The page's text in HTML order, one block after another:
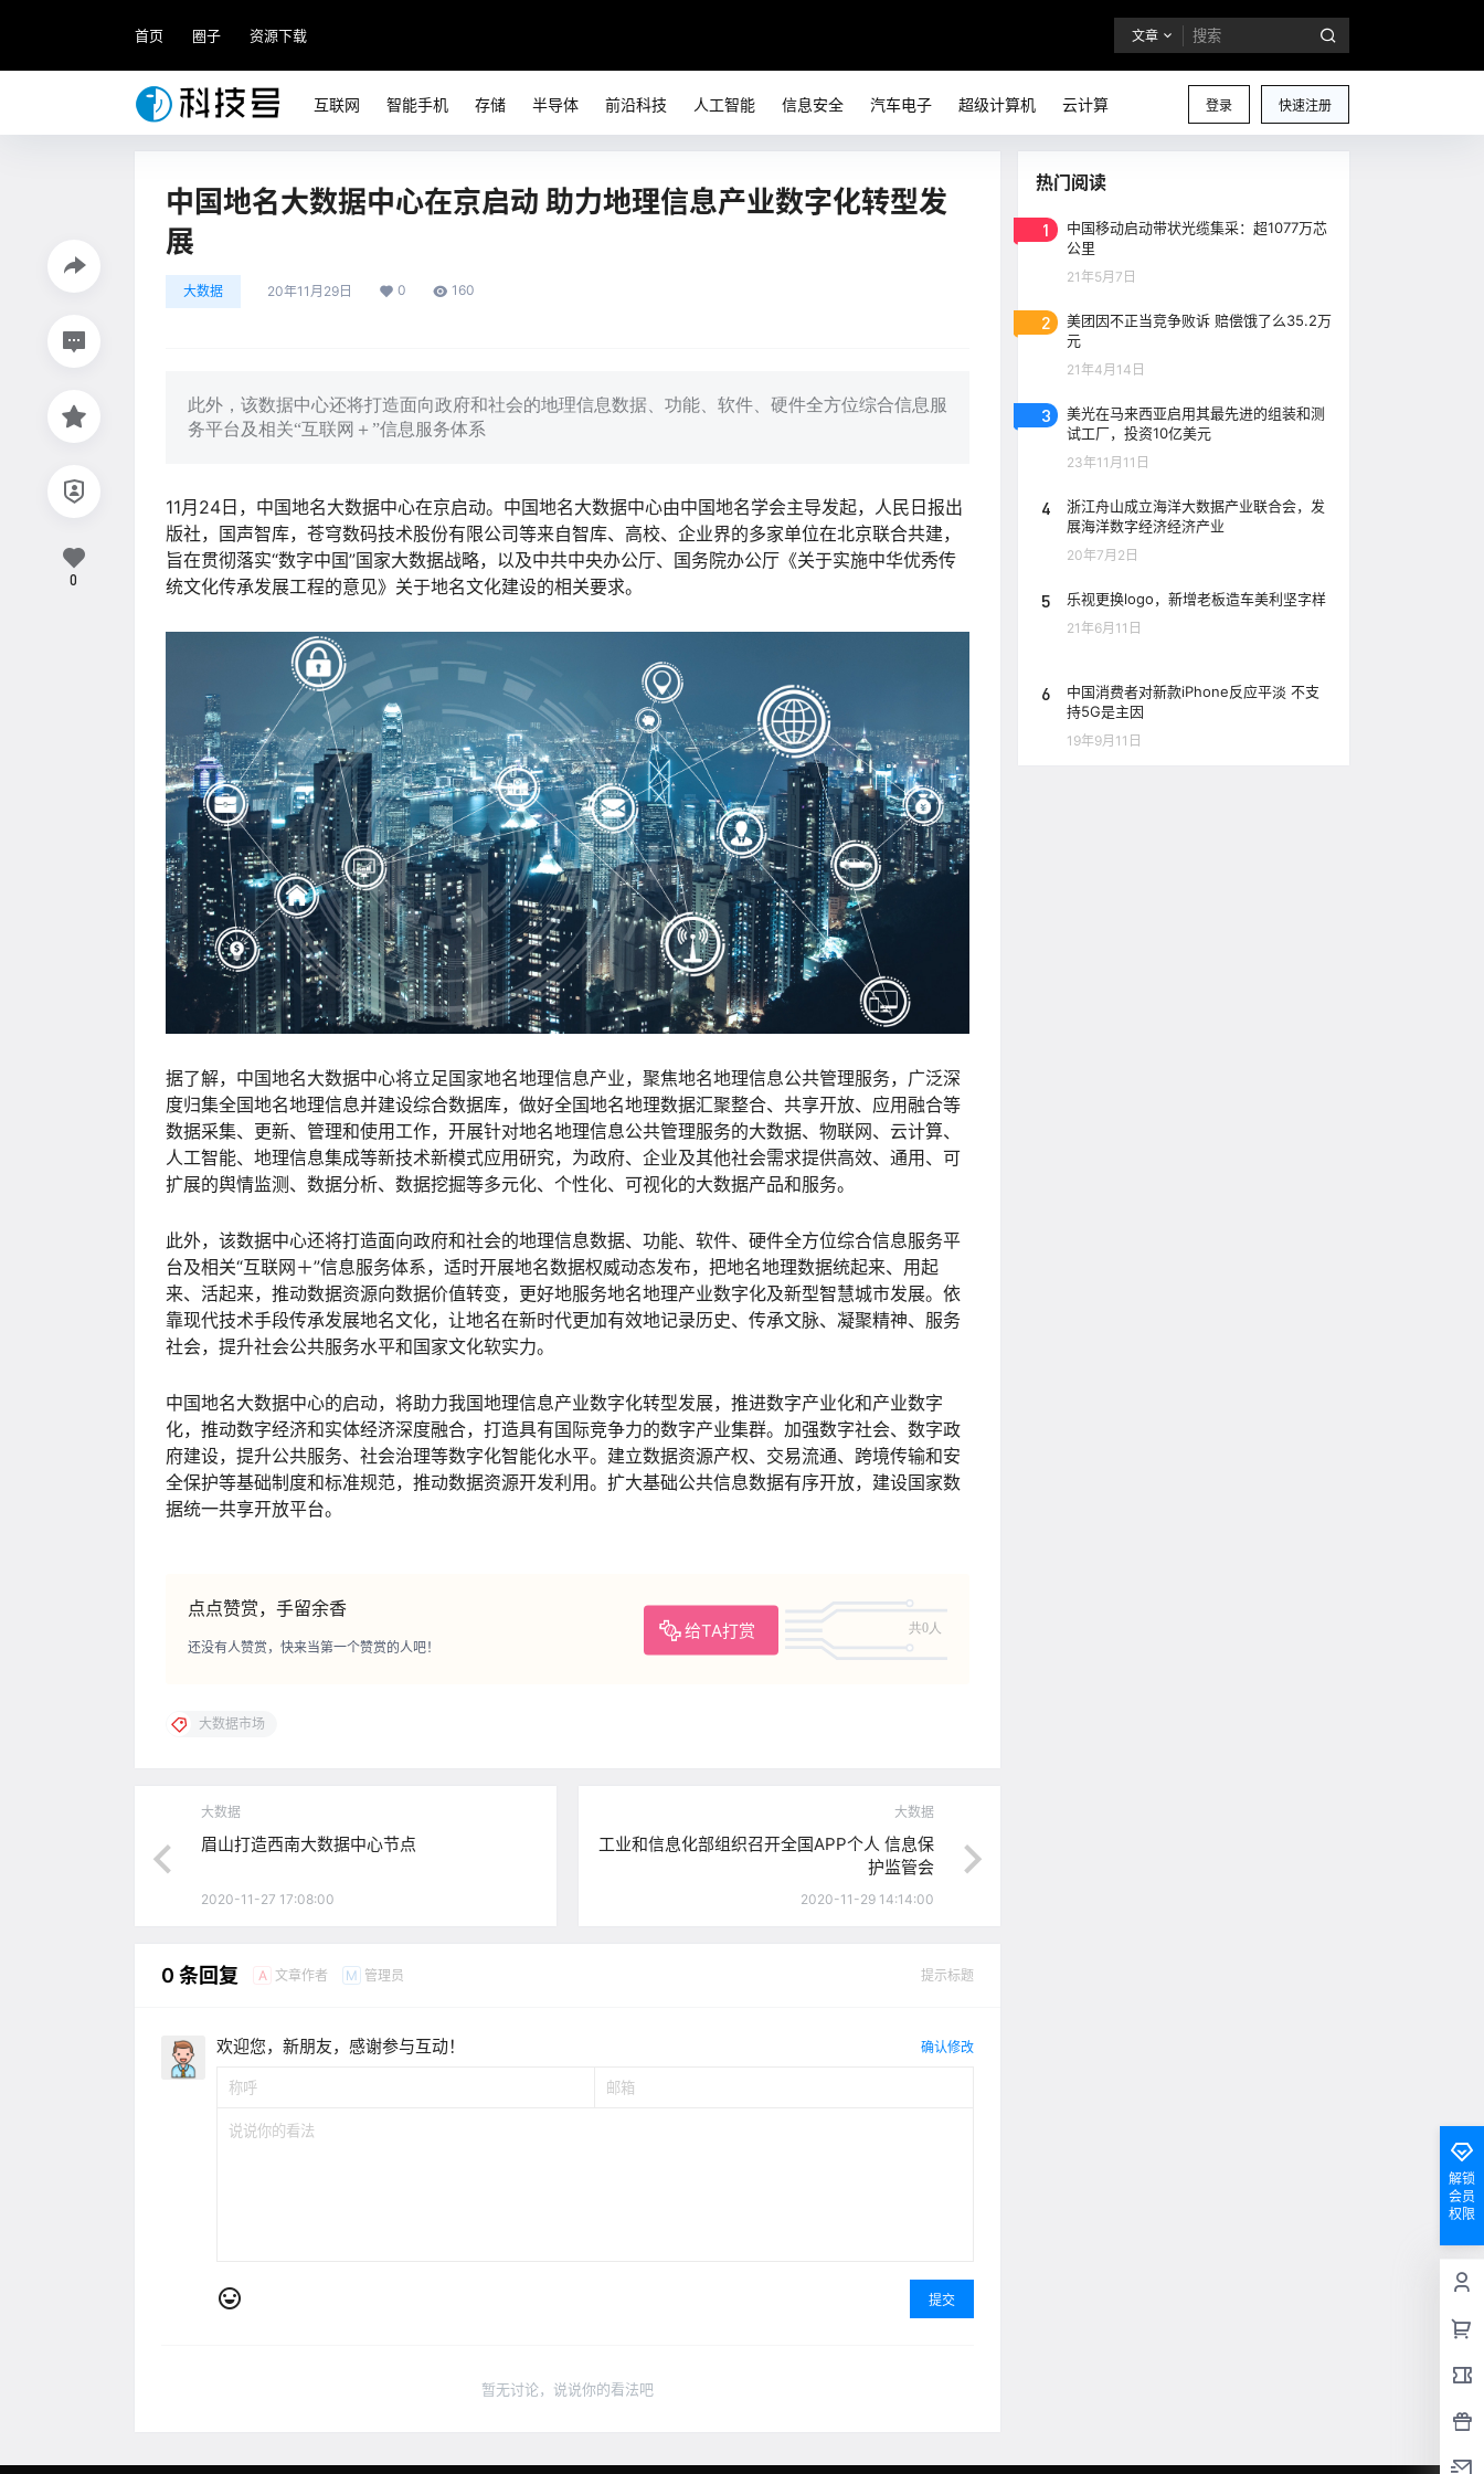
首页 圈子 资源下载 文章
登录 快速注册
互联网 智能手机 存储 半导体 前沿科技 人工智能 信息安全 汽车电子 超级计算机 云计算
中国地名大数据中心在京启动 助力地理信息产业数字化转型发
展
大数据 20年11月29日 0 160
此外，该数据中心还将打造面向政府和社会的地理信息数据、功能、软件、硬件全方位综合信息服
务平台及相关“互联网＋”信息服务体系
11月24日，中国地名大数据中心在京启动。中国地名大数据中心由中国地名学会主导发起，人民日报出
版社，国声智库，苍穹数码技术股份有限公司等来自智库、高校、企业界的多家单位在北京联合共建，
旨在贯彻落实“数字中国”国家大数据战略，以及中共中央办公厅、国务院办公厅《关于实施中华优秀传
统文化传承发展工程的意见》关于地名文化建设的相关要求。
据了解，中国地名大数据中心将立足国家地名地理信息产业，聚焦地名地理信息公共管理服务，广泛深
度归集全国地名地理信息并建设综合数据库，做好全国地名地理数据汇聚整合、共享开放、应用融合等
数据采集、更新、管理和使用工作，开展针对地名地理信息公共管理服务的大数据、物联网、云计算、
人工智能、地理信息集成等新技术新模式应用研究，为政府、企业及其他社会需求提供高效、通用、可
扩展的舆情监测、数据分析、数据挖掘等多元化、个性化、可视化的大数据产品和服务。
此外，该数据中心还将打造面向政府和社会的地理信息数据、功能、软件、硬件全方位综合信息服务平
台及相关“互联网＋”信息服务体系，适时开展地名数据权威动态发布，把地名地理数据统起来、用起
来、活起来，推动数据资源向数据价值转变，更好地服务地名地理产业数字化及新型智慧城市发展。依
靠现代技术手段传承发展地名文化，让地名在新时代更加有效地记录历史、传承文脉、凝聚精神、服务
社会，提升社会公共服务水平和国家文化软实力。
中国地名大数据中心的启动，将助力我国地理信息产业数字化转型发展，推进数字产业化和产业数字
化，推动数字经济和实体经济深度融合，打造具有国际竞争力的数字产业集群。加强数字社会、数字政
府建设，提升公共服务、社会治理等数字化智能化水平。建立数据资源产权、交易流通、跨境传输和安
全保护等基础制度和标准规范，推动数据资源开发利用。扩大基础公共信息数据有序开放，建设国家数
据统一共享开放平台。
点点赞赏，手留余香
给TA打赏 共0人
还没有人赞赏，快来当第一个赞赏的人吧！
0
大数据市场
大数据
眉山打造西南大数据中心节点
2020-11-27 17:08:00
大数据
​工业和信息化部组织召开全国APP个人 信息保
护监管会
2020-11-29 14:14:00
0 条回复 A 文章作者 M 管理员 提示标题
欢迎您，新朋友，感谢参与互动！ 确认修改
提交
暂无讨论，说说你的看法吧
热门阅读
1
中国移动启动带状光缆集采：超1077万芯
公里
21年5月7日
2
美团因不正当竞争败诉 赔偿饿了么35.2万
元
21年4月14日
3
美光在马来西亚启用其最先进的组装和测
试工厂，投资10亿美元
23年11月11日
4
浙江舟山成立海洋大数据产业联合会，发
展海洋数字经济经济产业
20年7月2日
5 乐视更换logo，新增老板造车美利坚字样
21年6月11日
6
中国消费者对新款iPhone反应平淡 不支
持5G是主因
19年9月11日
解锁
会员
权限